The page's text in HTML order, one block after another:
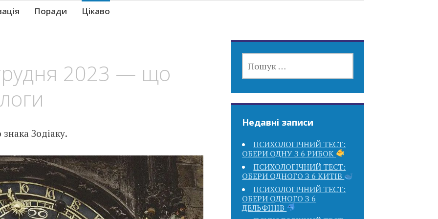
Поради Цікаво
2023 — що
Зодіаку.
Недавні записи
ПСИХОЛОГІЧНИЙ ТЕСТ:
ОБЕРИ ОДНУ З 6 РИБОК
ПСИХОЛОГІЧНИЙ ТЕСТ:
ОБЕРИ ОДНОГО З 6 КИТІВ
ПСИХОЛОГІЧНИЙ ТЕСТ:
ОБЕРИ ОДНОГО З 6
ДЕЛЬФІНІВ